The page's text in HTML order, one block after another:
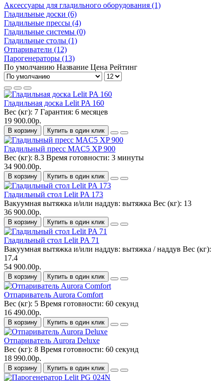
Аксессуары для гладильного оборудования (1)
Гладильные доски (6)
Гладильные прессы (4)
Гладильные системы (0)
Гладильные столы (1)
Отпариватели (12)
Парогенераторы (13)
По умолчанию Название Цена Рейтинг
Гладильная доска Lelit PA 160
Вес (кг): 7 Гарантия: 6 месяцев
19 900.00р.
В корзину Купить в один клик
Гладильный пресс MAC5 XP 900
Вес (кг): 8.3 Время готовности: 3 минуты
34 900.00р.
В корзину Купить в один клик
Гладильный стол Lelit PA 173
Вакуумная вытяжка и/или наддув: вытяжка Вес (кг): 13
36 900.00р.
В корзину Купить в один клик
Гладильный стол Lelit PA 71
Вакуумная вытяжка и/или наддув: вытяжка / наддув Вес (кг):
17.4
54 900.00р.
В корзину Купить в один клик
Отпариватель Aurora Comfort
Вес (кг): 5 Время готовности: 60 секунд
16 490.00р.
В корзину Купить в один клик
Отпариватель Aurora Deluxe
Вес (кг): 8 Время готовности: 60 секунд
18 990.00р.
В корзину Купить в один клик